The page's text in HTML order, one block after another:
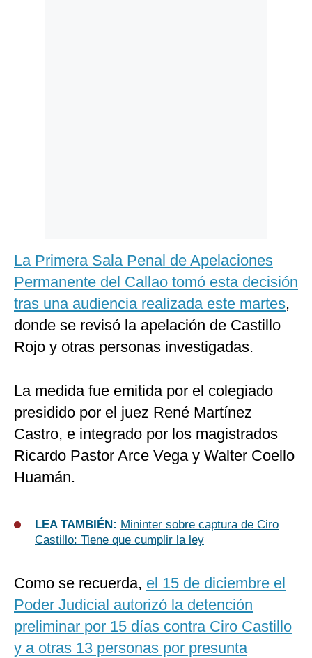
La Primera Sala Penal de Apelaciones
Permanente del Callao tomó esta decisión
tras una audiencia realizada este martes,
donde se revisó la apelación de Castillo
Rojo y otras personas investigadas.
La medida fue emitida por el colegiado
presidido por el juez René Martínez
Castro, e integrado por los magistrados
Ricardo Pastor Arce Vega y Walter Coello
Huamán.
LEA TAMBIÉN: Mininter sobre captura de Ciro
Castillo: Tiene que cumplir la ley
Como se recuerda, el 15 de diciembre el
Poder Judicial autorizó la detención
preliminar por 15 días contra Ciro Castillo
y a otras 13 personas por presunta